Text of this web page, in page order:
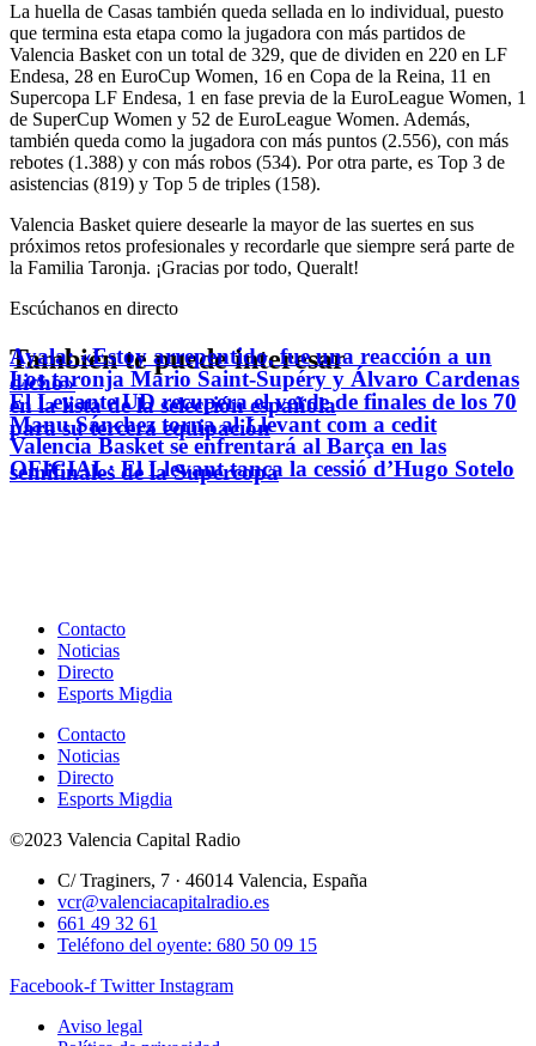
La huella de Casas también queda sellada en lo individual, puesto
que termina esta etapa como la jugadora con más partidos de
Valencia Basket con un total de 329, que de dividen en 220 en LF
Endesa, 28 en EuroCup Women, 16 en Copa de la Reina, 11 en
Supercopa LF Endesa, 1 en fase previa de la EuroLeague Women, 1
de SuperCup Women y 52 de EuroLeague Women. Además,
también queda como la jugadora con más puntos (2.556), con más
rebotes (1.388) y con más robos (534). Por otra parte, es Top 3 de
asistencias (819) y Top 5 de triples (158).
Valencia Basket quiere desearle la mayor de las suertes en sus
próximos retos profesionales y recordarle que siempre será parte de
la Familia Taronja. ¡Gracias por todo, Queralt!
Escúchanos en directo
También te puede interesar
Ayala: «Estoy arrepentido, fue una reacción a un
dicho»
Los taronja Mario Saint-Supéry y Álvaro Cardenas
en la lista de la selección española
El Levante UD recupera el verde de finales de los 70
para su tercera equipación
Manu Sánchez torna al Llevant com a cedit
Valencia Basket se enfrentará al Barça en las
semifinales de la Supercopa
OFICIAL: El Llevant tanca la cessió d’Hugo Sotelo
Contacto
Noticias
Directo
Esports Migdia
Contacto
Noticias
Directo
Esports Migdia
©2023 Valencia Capital Radio
C/ Traginers, 7 · 46014 Valencia, España
vcr@valenciacapitalradio.es
661 49 32 61
Teléfono del oyente: 680 50 09 15
Facebook-f Twitter Instagram
Aviso legal